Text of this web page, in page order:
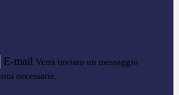
E-mail Verrà inviato un messaggio
necessarie.